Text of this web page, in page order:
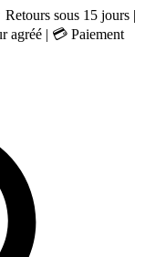
sous 15 jours |
agréé | 💳 Paiement